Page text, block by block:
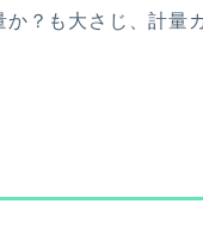
？も大さじ、計量